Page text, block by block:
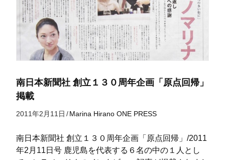
南日本新聞社 創立１３０周年企画「原点回帰」
掲載
2011年2月11日 /Marina Hirano ONE PRESS
南日本新聞社 創立１３０周年企画「原点回帰」/2011
年2月11日号 鹿児島を代表する６名の中の１人とし